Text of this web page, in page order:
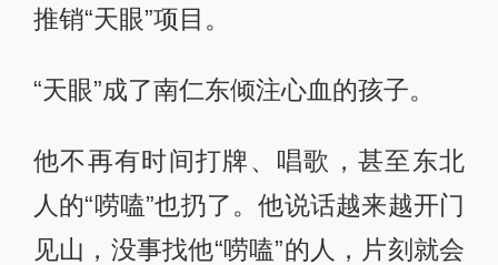
推销“天眼”项目。
“天眼”成了南仁东倾注心血的孩子。
他不再有时间打牌、唱歌，甚至东北
人的“唠嗑”也扔了。他说话越来越开门
见山，没事找他“唠嗑”的人，片刻就会